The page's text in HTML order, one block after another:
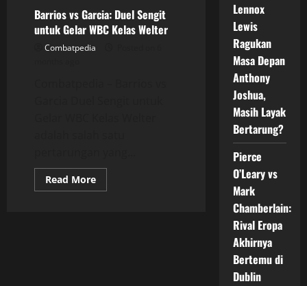
Barrios vs Garcia: Duel Sengit
untuk Gelar WBC Kelas Welter
Combatpedia
Read MoreRead
more
Lennox
Lewis
Ragukan
Masa Depan
Anthony
Joshua,
Masih Layak
Bertarung?
Pierce
O’Leary vs
Mark
Chamberlain:
Rival Eropa
Akhirnya
Bertemu di
Dublin